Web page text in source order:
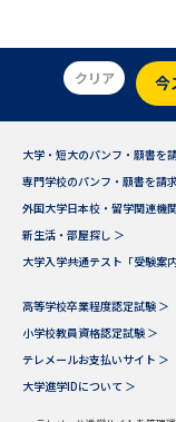
資料の料金の
お支払いについて
テレメール
お支払いサイト
特定商取引表記
クリア 今
大学・短大のパンフ・願書を
専門学校のパンフ・願書を請
外国大学日本校・留学関連機
新生活・部屋探し ＞
大学入学共通テスト「受験案
高等学校卒業程度認定試験 ＞
小学校教員資格認定試験 ＞
テレメールお支払いサイト ＞
大学進学IDについて ＞